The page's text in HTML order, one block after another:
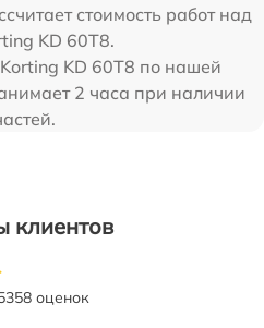
стоимость работ над
KD 60T8.
KD 60T8 по нашей
2 часа при наличии
клиентов
оценок